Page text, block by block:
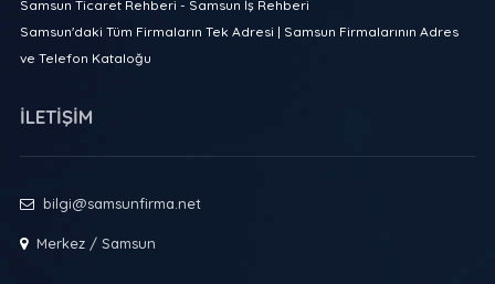
Samsun Ticaret Rehberi - Samsun İş Rehberi
Samsun'daki Tüm Firmaların Tek Adresi | Samsun Firmalarının Adres
ve Telefon Kataloğu
İLETİŞİM
bilgi@samsunfirma.net
Merkez / Samsun